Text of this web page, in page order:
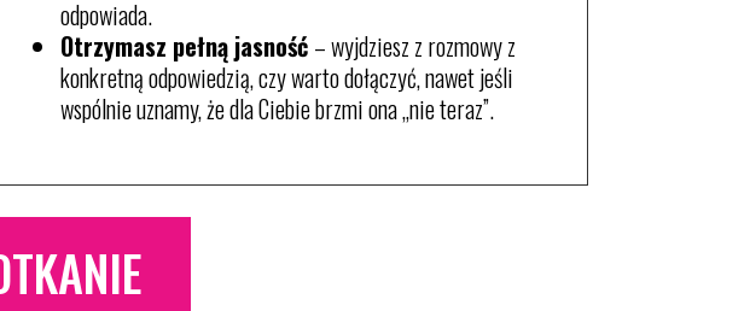
odpowiada.
Otrzymasz pełną jasność – wyjdziesz z rozmowy z
konkretną odpowiedzią, czy warto dołączyć, nawet jeśli
wspólnie uznamy, że dla Ciebie brzmi ona „nie teraz”.